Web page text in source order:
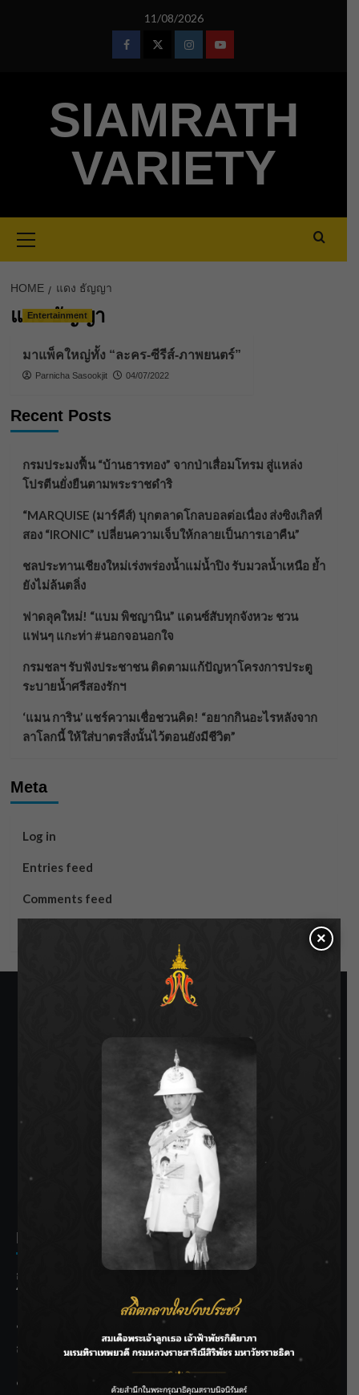
11/08/2026
FacebookTwitterInstagramYoutube
SIAMRATH
VARIETY
Menu
HOME แดง ธัญญา
แดง ธัญญา
Entertainment
มาแพ็คใหญ่ทั้ง “ละคร-ซีรีส์-ภาพยนตร์”
Parnicha Sasookjit 04/07/2022
Recent Posts
กรมประมงฟื้น “บ้านธารทอง” จากป่าเสื่อมโทรม สู่แหล่ง
โปรตีนยั่งยืนตามพระราชดำริ
“MARQUISE (มาร์คีส์) บุกตลาดโกลบอลต่อเนื่อง ส่งซิงเกิลที่
สอง “IRONIC” เปลี่ยนความเจ็บให้กลายเป็นการเอาคืน”
ชลประทานเชียงใหม่เร่งพร่องน้ำแม่น้ำปิง รับมวลน้ำเหนือ ย้ำ
ยังไม่ล้นตลิ่ง
ฟาดลุคใหม่! “แบม พิชญานิน” แดนซ์สับทุกจังหวะ ชวน
แฟนๆ แกะท่า #นอกจอนอกใจ
กรมชลฯ รับฟังประชาชน ติดตามแก้ปัญหาโครงการประตู
ระบายน้ำศรีสองรักฯ
‘แมน การิน’ แชร์ความเชื่อชวนคิด! “อยากกินอะไรหลังจาก
ลาโลกนี้ ให้ใส่บาตรสิ่งนั้นไว้ตอนยังมีชีวิต”
Meta
Log in
Entries feed
Comments feed
SIAMRATH VARIETY
THE BEST ENTERTAINMENT
Recent Posts
กรมประมงฟื้น “บ้านธารทอง” จากป่าเสื่อมโทรม สู่แหล่ง
โปรตีนยั่งยืนตามพระราชดำริ
“MARQUISE (มาร์คีส์) บุกตลาดโกลบอลต่อเนื่อง ส่งซิงเกิลที่
สอง “IRONIC” เปลี่ยนความเจ็บให้กลายเป็นการเอาคืน”
ชลประทานเชียงใหม่เร่งพร่องน้ำแม่น้ำปิง รับมวลน้ำเหนือ ย้ำ
×